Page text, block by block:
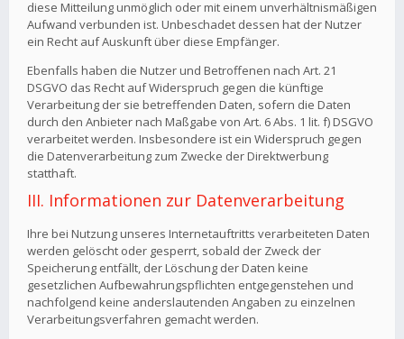
diese Mitteilung unmöglich oder mit einem unverhältnismäßigen
Aufwand verbunden ist. Unbeschadet dessen hat der Nutzer
ein Recht auf Auskunft über diese Empfänger.
Ebenfalls haben die Nutzer und Betroffenen nach Art. 21
DSGVO das Recht auf Widerspruch gegen die künftige
Verarbeitung der sie betreffenden Daten, sofern die Daten
durch den Anbieter nach Maßgabe von Art. 6 Abs. 1 lit. f) DSGVO
verarbeitet werden. Insbesondere ist ein Widerspruch gegen
die Datenverarbeitung zum Zwecke der Direktwerbung
statthaft.
III. Informationen zur Datenverarbeitung
Ihre bei Nutzung unseres Internetauftritts verarbeiteten Daten
werden gelöscht oder gesperrt, sobald der Zweck der
Speicherung entfällt, der Löschung der Daten keine
gesetzlichen Aufbewahrungspflichten entgegenstehen und
nachfolgend keine anderslautenden Angaben zu einzelnen
Verarbeitungsverfahren gemacht werden.